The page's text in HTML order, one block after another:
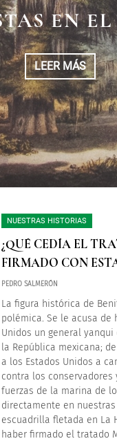
EN
LEER MÁS
LEER MÁS
DE
LEER MÁS
NUESTRAS HISTORIAS
¿QUÉ CEDÍA EL
FIRMADO CON
PEDRO SALMERÓN
La figura histórica de
polémica. Se le acusa
Unidos un general
la República mexicana;
a los Estados Unidos a
contra los
fuerzas de la marina de
directamente en
escuadrilla fletada en La
haber firmado el tratado